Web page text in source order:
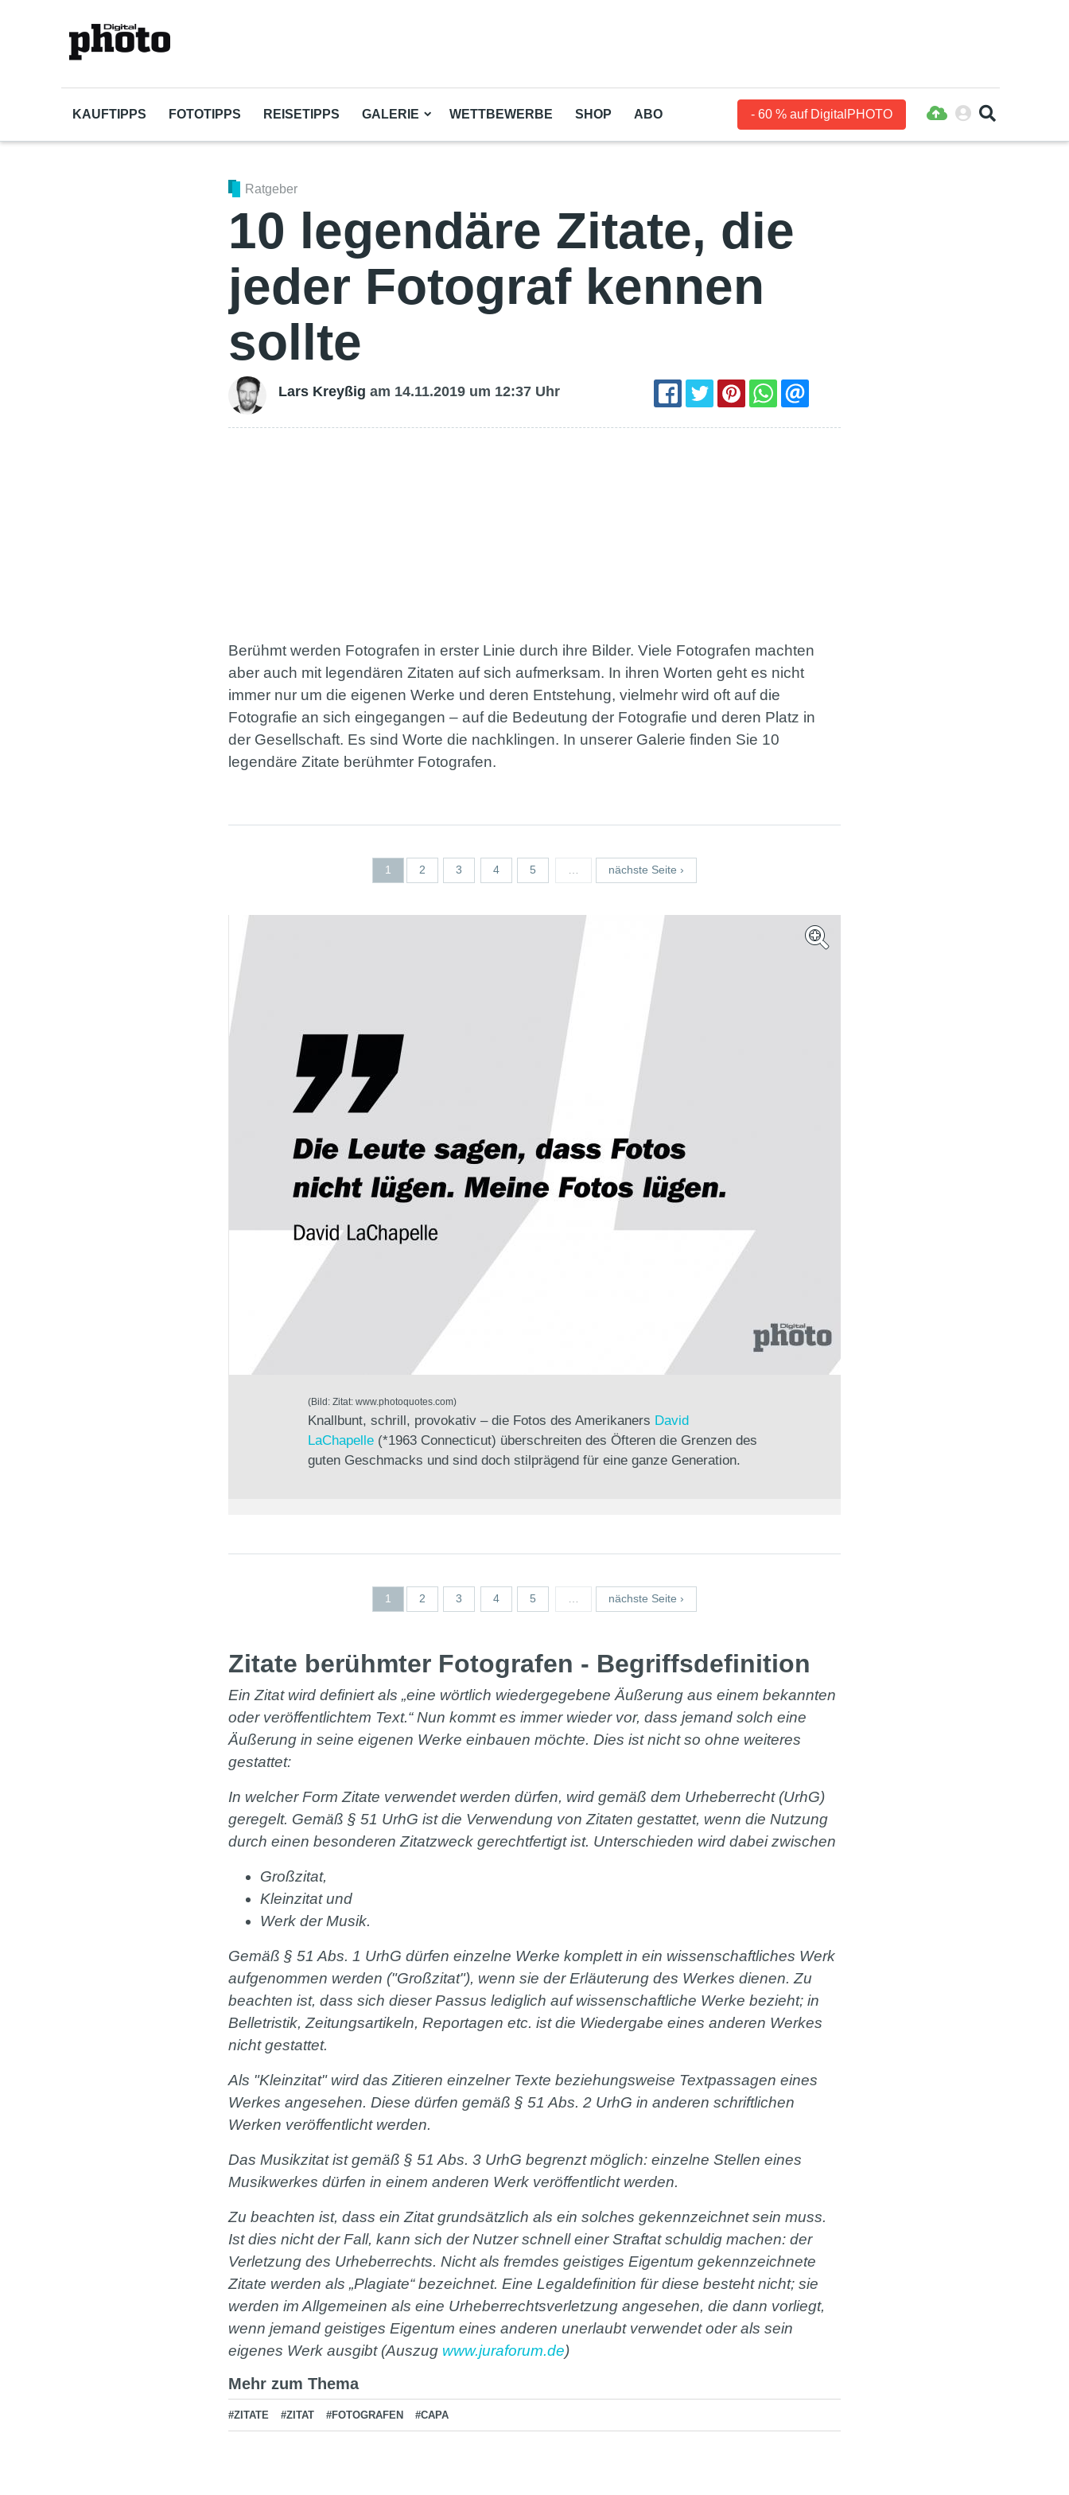
KAUFTIPPS FOTOTIPPS REISETIPPS GALERIE WETTBEWERBE SHOP ABO - 60 % auf DigitalPHOTO
Ratgeber
10 legendäre Zitate, die
jeder Fotograf kennen
sollte
Lars Kreyßig am 14.11.2019 um 12:37 Uhr
Berühmt werden Fotografen in erster Linie durch ihre Bilder. Viele Fotografen machten
aber auch mit legendären Zitaten auf sich aufmerksam. In ihren Worten geht es nicht
immer nur um die eigenen Werke und deren Entstehung, vielmehr wird oft auf die
Fotografie an sich eingegangen – auf die Bedeutung der Fotografie und deren Platz in
der Gesellschaft. Es sind Worte die nachklingen. In unserer Galerie finden Sie 10
legendäre Zitate berühmter Fotografen.
1 2 3 4 5 … nächste Seite ›
(Bild: Zitat: www.photoquotes.com)
Knallbunt, schrill, provokativ – die Fotos des Amerikaners David
LaChapelle (*1963 Connecticut) überschreiten des Öfteren die Grenzen des
guten Geschmacks und sind doch stilprägend für eine ganze Generation.
1 2 3 4 5 … nächste Seite ›
Zitate berühmter Fotografen - Begriffsdefinition
Ein Zitat wird definiert als „eine wörtlich wiedergegebene Äußerung aus einem bekannten
oder veröffentlichtem Text.“ Nun kommt es immer wieder vor, dass jemand solch eine
Äußerung in seine eigenen Werke einbauen möchte. Dies ist nicht so ohne weiteres
gestattet:
In welcher Form Zitate verwendet werden dürfen, wird gemäß dem Urheberrecht (UrhG)
geregelt. Gemäß § 51 UrhG ist die Verwendung von Zitaten gestattet, wenn die Nutzung
durch einen besonderen Zitatzweck gerechtfertigt ist. Unterschieden wird dabei zwischen
Großzitat,
Kleinzitat und
Werk der Musik.
Gemäß § 51 Abs. 1 UrhG dürfen einzelne Werke komplett in ein wissenschaftliches Werk
aufgenommen werden ("Großzitat"), wenn sie der Erläuterung des Werkes dienen. Zu
beachten ist, dass sich dieser Passus lediglich auf wissenschaftliche Werke bezieht; in
Belletristik, Zeitungsartikeln, Reportagen etc. ist die Wiedergabe eines anderen Werkes
nicht gestattet.
Als "Kleinzitat" wird das Zitieren einzelner Texte beziehungsweise Textpassagen eines
Werkes angesehen. Diese dürfen gemäß § 51 Abs. 2 UrhG in anderen schriftlichen
Werken veröffentlicht werden.
Das Musikzitat ist gemäß § 51 Abs. 3 UrhG begrenzt möglich: einzelne Stellen eines
Musikwerkes dürfen in einem anderen Werk veröffentlicht werden.
Zu beachten ist, dass ein Zitat grundsätzlich als ein solches gekennzeichnet sein muss.
Ist dies nicht der Fall, kann sich der Nutzer schnell einer Straftat schuldig machen: der
Verletzung des Urheberrechts. Nicht als fremdes geistiges Eigentum gekennzeichnete
Zitate werden als „Plagiate“ bezeichnet. Eine Legaldefinition für diese besteht nicht; sie
werden im Allgemeinen als eine Urheberrechtsverletzung angesehen, die dann vorliegt,
wenn jemand geistiges Eigentum eines anderen unerlaubt verwendet oder als sein
eigenes Werk ausgibt (Auszug www.juraforum.de)
Mehr zum Thema
#ZITATE #ZITAT #FOTOGRAFEN #CAPA